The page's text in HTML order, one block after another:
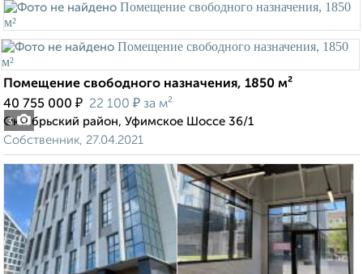
3
Помещение свободного назначения, 1850 м²
40 755 000 ₽ 22 100 ₽ за м²
Октябрьский район, Уфимское Шоссе 36/1
Собственник, 27.04.2021